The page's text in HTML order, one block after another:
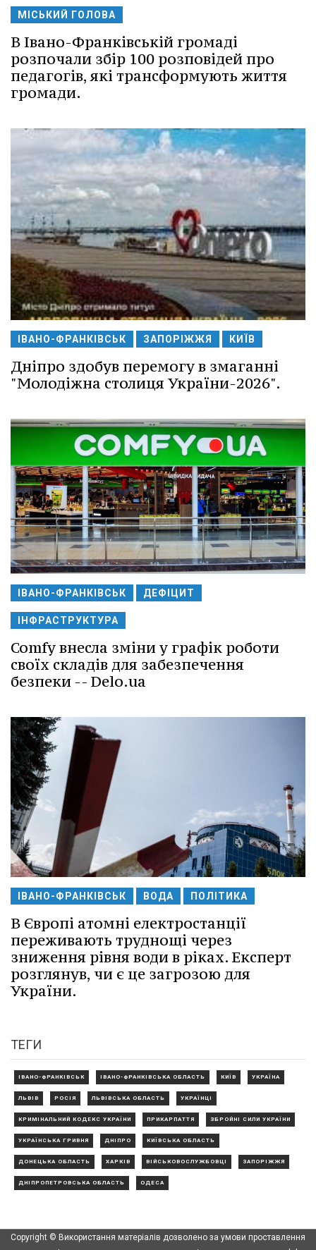
МІСЬКИЙ ГОЛОВА
В Івано-Франківській громаді
розпочали збір 100 розповідей про
педагогів, які трансформують життя
громади.
ІВАНО-ФРАНКІВСЬК ЗАПОРІЖЖЯ КИЇВ
Дніпро здобув перемогу в змаганні
"Молодіжна столиця України-2026".
ІВАНО-ФРАНКІВСЬК ДЕФІЦИТ
ІНФРАСТРУКТУРА
Comfy внесла зміни у графік роботи
своїх складів для забезпечення
безпеки -- Delo.ua
ІВАНО-ФРАНКІВСЬК ВОДА ПОЛІТИКА
В Європі атомні електростанції
переживають труднощі через
зниження рівня води в ріках. Експерт
розглянув, чи є це загрозою для
України.
ТЕГИ
ІВАНО-ФРАНКІВСЬК ІВАНО-ФРАНКІВСЬКА ОБЛАСТЬ КИЇВ УКРАЇНА
ЛЬВІВ РОСІЯ ЛЬВІВСЬКА ОБЛАСТЬ УКРАЇНЦІ
КРИМІНАЛЬНИЙ КОДЕКС УКРАЇНИ ПРИКАРПАТТЯ ЗБРОЙНІ СИЛИ УКРАЇНИ
УКРАЇНСЬКА ГРИВНЯ ДНІПРО КИЇВСЬКА ОБЛАСТЬ
ДОНЕЦЬКА ОБЛАСТЬ ХАРКІВ ВІЙСЬКОВОСЛУЖБОВЦІ ЗАПОРІЖЖЯ
ДНІПРОПЕТРОВСЬКА ОБЛАСТЬ ОДЕСА
Copyright © Використання матеріалів дозволено за умови проставлення